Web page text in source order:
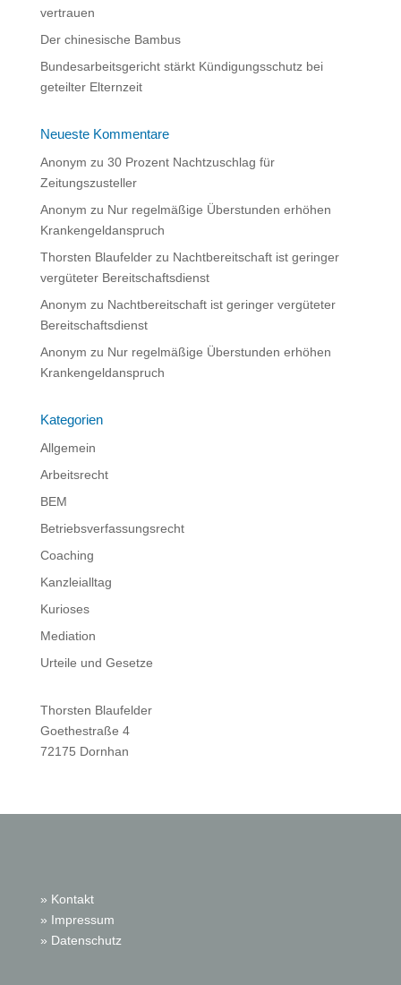
vertrauen
Der chinesische Bambus
Bundesarbeitsgericht stärkt Kündigungsschutz bei
geteilter Elternzeit
Neueste Kommentare
Anonym zu 30 Prozent Nachtzuschlag für
Zeitungszusteller
Anonym zu Nur regelmäßige Überstunden erhöhen
Krankengeldanspruch
Thorsten Blaufelderzu Nachtbereitschaft ist geringer
vergüteter Bereitschaftsdienst
Anonym zu Nachtbereitschaft ist geringer vergüteter
Bereitschaftsdienst
Anonym zu Nur regelmäßige Überstunden erhöhen
Krankengeldanspruch
Kategorien
Allgemein
Arbeitsrecht
BEM
Betriebsverfassungsrecht
Coaching
Kanzleialltag
Kurioses
Mediation
Urteile und Gesetze
Thorsten Blaufelder
Goethestraße 4
72175 Dornhan
» Kontakt
» Impressum
» Datenschutz